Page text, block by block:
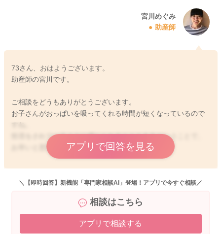
宮川めぐみ
助産師
73さん、おはようございます。
助産師の宮川です。
ご相談をどうもありがとうございます。
お子さんがおっぱいを吸ってくれる時間が短くなっているので
拒否をされているように感じられることもあるということで、
お辛いと思います。
月齢的に遊びのみのようなことが始まっていることもあるのか
なと思いました。
てきていることもあるのかなと思いました。
実際にお胸の状態を拝見していないこともありますので、はっ
アプリで回答を見る
＼【即時回答】新機能「専門家相談AI」登場！アプリで今すぐ相談／
相談はこちら
アプリで相談する